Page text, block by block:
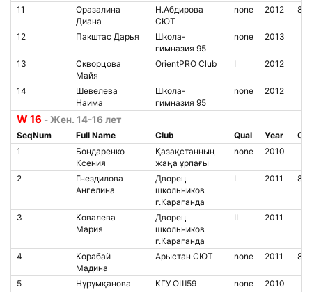
11
Оразалина
Диана
Н.Абдирова
СЮТ
none 2012
12 Пакштас Дарья
Школа-
гимназия 95
none 2013
13
Скворцова
Майя
OrientPRO Club I 2012
14
Шевелева
Наима
Школа-
гимназия 95
none 2012
W 16 - Жен. 14-16 лет
SeqNum Full Name Club Qual Year
1
Бондаренко
Ксения
Қазақстанның
жаңа ұрпағы
none 2010
2
Гнездилова
Ангелина
Дворец
школьников
г.Караганда
I 2011
3
Ковалева
Мария
Дворец
школьников
г.Караганда
II 2011
4
Корабай
Мадина
Арыстан СЮТ none 2011
5
Нұрұмқанова
КГУ ОШ59 none 2010